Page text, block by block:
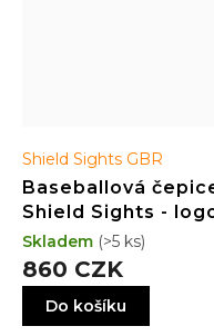
Shield Sights GBR
Baseballová
Shield Sights -
Shield ve středu
- bílé
860 CZK
Do košíku
Skladem (>5 ks)